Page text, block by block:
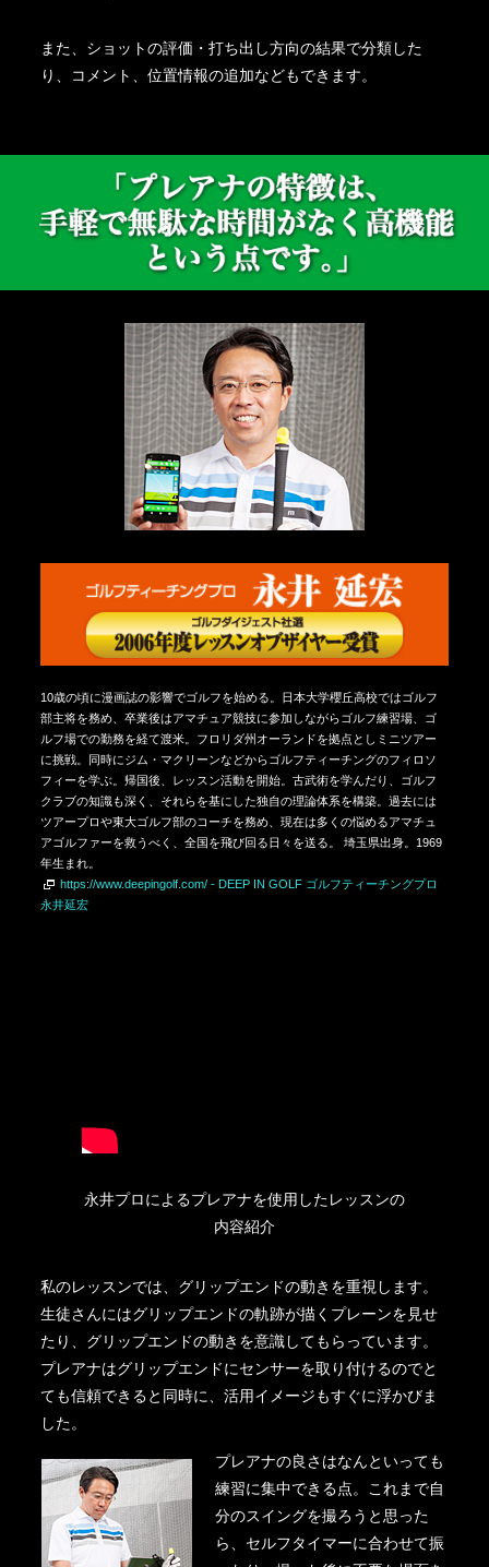
また、ショットの評価・打ち出し方向の結果で分類した
り、コメント、位置情報の追加などもできます。
10歳の頃に漫画誌の影響でゴルフを始める。日本大学櫻丘高校ではゴルフ
部主将を務め、卒業後はアマチュア競技に参加しながらゴルフ練習場、ゴ
ルフ場での勤務を経て渡米。フロリダ州オーランドを拠点としミニツアー
に挑戦。同時にジム・マクリーンなどからゴルフティーチングのフィロソ
フィーを学ぶ。帰国後、レッスン活動を開始。古武術を学んだり、ゴルフ
クラブの知識も深く、それらを基にした独自の理論体系を構築。過去には
ツアープロや東大ゴルフ部のコーチを務め、現在は多くの悩めるアマチュ
アゴルファーを救うべく、全国を飛び回る日々を送る。 埼玉県出身。1969
年生まれ。
https://www.deepingolf.com/ - DEEP IN GOLF ゴルフティーチングプロ
永井延宏
永井プロによるプレアナを使用したレッスンの
内容紹介
私のレッスンでは、グリップエンドの動きを重視します。
生徒さんにはグリップエンドの軌跡が描くプレーンを見せ
たり、グリップエンドの動きを意識してもらっています。
プレアナはグリップエンドにセンサーを取り付けるのでと
ても信頼できると同時に、活用イメージもすぐに浮かびま
した。
プレアナの良さはなんといっても
練習に集中できる点。これまで自
分のスイングを撮ろうと思った
ら、セルフタイマーに合わせて振